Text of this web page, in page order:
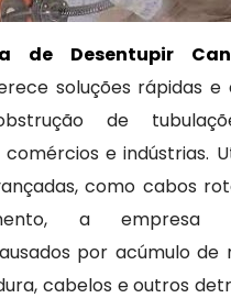
de Desentupir
soluções rápidas e
de
comércios e indústrias.
como cabos
a empresa
por acúmulo de
cabelos e outros